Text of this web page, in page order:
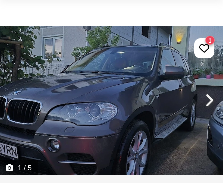
1 / 5
1